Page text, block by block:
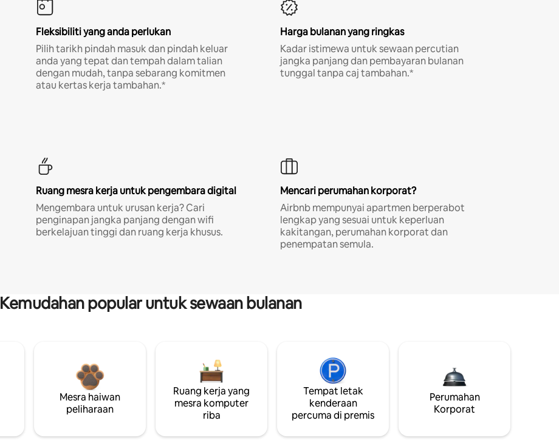
Fleksibiliti yang anda perlukan
Pilih tarikh pindah masuk dan pindah keluar
anda yang tepat dan tempah dalam talian
dengan mudah, tanpa sebarang komitmen
atau kertas kerja tambahan.*
Harga bulanan yang ringkas
Kadar istimewa untuk sewaan percutian
jangka panjang dan pembayaran bulanan
tunggal tanpa caj tambahan.*
Ruang mesra kerja untuk pengembara digital
Mengembara untuk urusan kerja? Cari
penginapan jangka panjang dengan wifi
berkelajuan tinggi dan ruang kerja khusus.
Mencari perumahan korporat?
Airbnb mempunyai apartmen berperabot
lengkap yang sesuai untuk keperluan
kakitangan, perumahan korporat dan
penempatan semula.
Kemudahan popular untuk sewaan bulanan
Mesra haiwan
peliharaan
Ruang kerja yang
mesra komputer
riba
Tempat letak
kenderaan
percuma di premis
Perumahan
Korporat